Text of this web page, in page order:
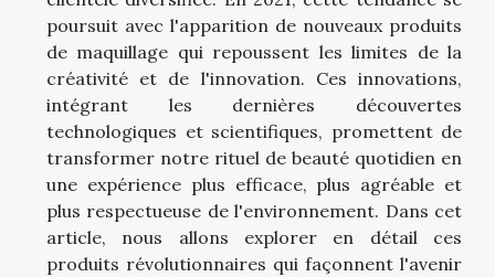
poursuit avec l'apparition de nouveaux produits
de maquillage qui repoussent les limites de la
créativité et de l'innovation. Ces innovations,
intégrant les dernières découvertes
technologiques et scientifiques, promettent de
transformer notre rituel de beauté quotidien en
une expérience plus efficace, plus agréable et
plus respectueuse de l'environnement. Dans cet
article, nous allons explorer en détail ces
produits révolutionnaires qui façonnent l'avenir